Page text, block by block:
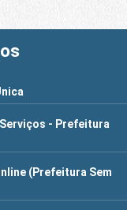
- Prefeitura
(Prefeitura Sem